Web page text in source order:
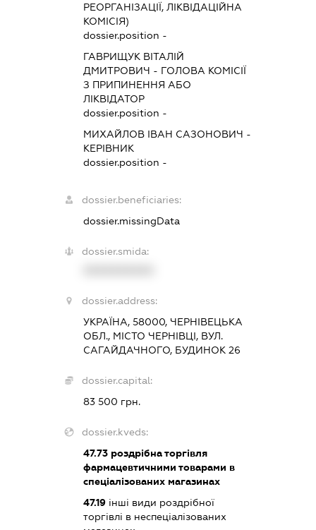
РЕОРГАНІЗАЦІЇ, ЛІКВІДАЦІЙНА
КОМІСІЯ)
dossier.position -
ГАВРИЩУК ВІТАЛІЙ
ДМИТРОВИЧ - ГОЛОВА КОМІСІЇ
З ПРИПИНЕННЯ АБО
ЛІКВІДАТОР
dossier.position -
МИХАЙЛОВ ІВАН САЗОНОВИЧ -
КЕРІВНИК
dossier.position -
dossier.beneficiaries:
dossier.missingData
dossier.smida:
dossier.address:
УКРАЇНА, 58000, ЧЕРНІВЕЦЬКА
ОБЛ., МІСТО ЧЕРНІВЦІ, ВУЛ.
САГАЙДАЧНОГО, БУДИНОК 26
dossier.capital:
83 500 грн.
dossier.kveds:
47.73роздрібна торгівля
фармацевтичними товарами в
спеціалізованих магазинах
47.19інші види роздрібної
торгівлі в неспеціалізованих